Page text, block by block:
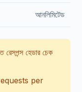
আনলিমিটেড
রেসপন্স হেডার চেক
per